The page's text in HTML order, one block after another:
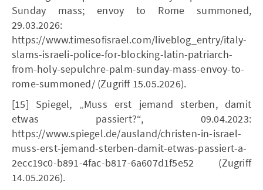
Sunday mass; envoy to Rome summoned,
29.03.2026:
https://www.timesofisrael.com/liveblog_entry/italy-
slams-israeli-police-for-blocking-latin-patriarch-
from-holy-sepulchre-palm-sunday-mass-envoy-to-
rome-summoned/ (Zugriff 15.05.2026).
[15] Spiegel, „Muss erst jemand sterben, damit
etwas passiert?“, 09.04.2023:
https://www.spiegel.de/ausland/christen-in-israel-
muss-erst-jemand-sterben-damit-etwas-passiert-a-
2ecc19c0-b891-4fac-b817-6a607d1f5e52 (Zugriff
14.05.2026).